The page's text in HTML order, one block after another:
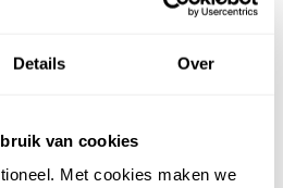
Details Over
van cookies
Met cookies maken we